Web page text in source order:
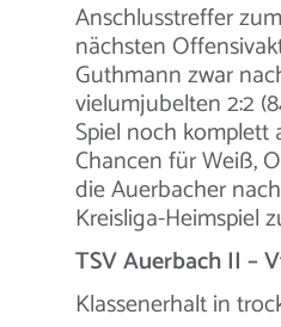
Anschlusstreffer
nächsten
Guthmann zwar
vielumjubelten 2:2
Spiel noch komplett
Chancen für Weiß,
die Auerbacher
Kreisliga-Heimspiel
TSV Auerbach II –
Klassenerhalt in